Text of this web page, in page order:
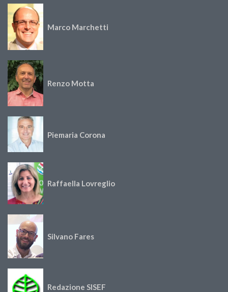
Marco Marchetti
Renzo Motta
Piemaria Corona
Raffaella Lovreglio
Silvano Fares
Redazione SISEF